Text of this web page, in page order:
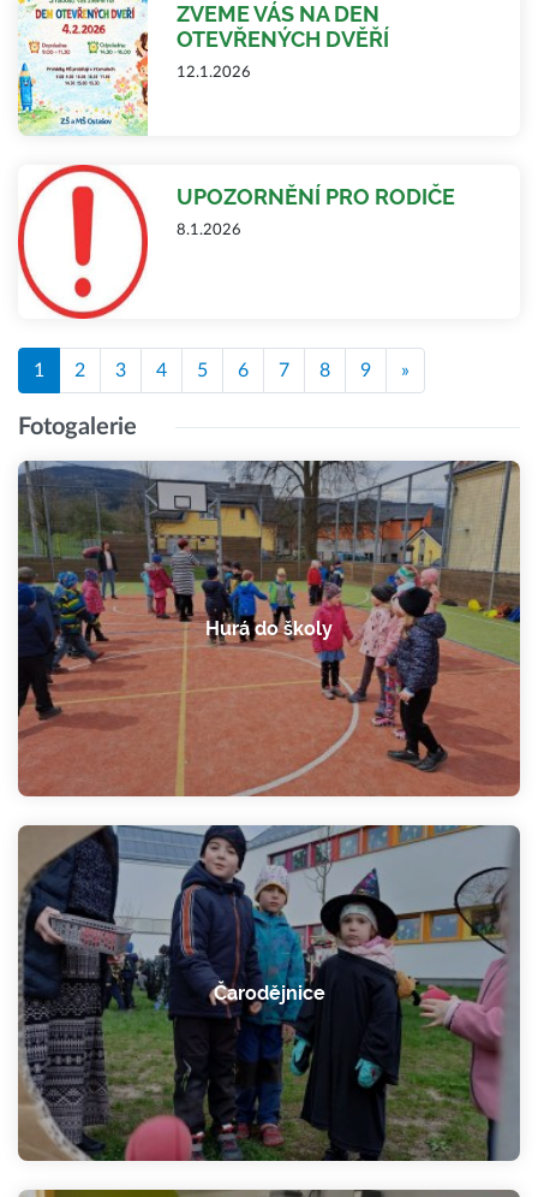
ZVEME VÁS NA DEN
OTEVŘENÝCH DVĚŘÍ
12.1.2026
UPOZORNĚNÍ PRO RODIČE
8.1.2026
1 2 3 4 5 6 7 8 9 »
Fotogalerie
Hurá do školy
Čarodějnice